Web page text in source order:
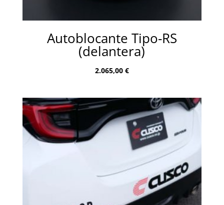
Autoblocante Tipo-RS
(delantera)
2.065,00 €